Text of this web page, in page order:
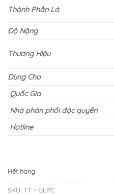
Thành Phần Lá
Độ Nặng
Thương Hiệu
Dùng Cho
Quốc Gia
Nhà phân phối độc quyền
Hotline
Hết hàng
SKU: TT - GLPC